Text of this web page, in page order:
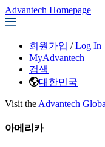
Advantech Homepage
회원가입 / Log In
MyAdvantech
검색
대한민국
Visit the Advantech
아메리카